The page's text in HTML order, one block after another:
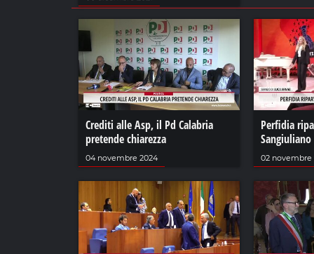
Crediti alle Asp, il Pd Calabria
pretende chiarezza
04 novembre 2024
Perfidia
Sangiuliano
02 novembre